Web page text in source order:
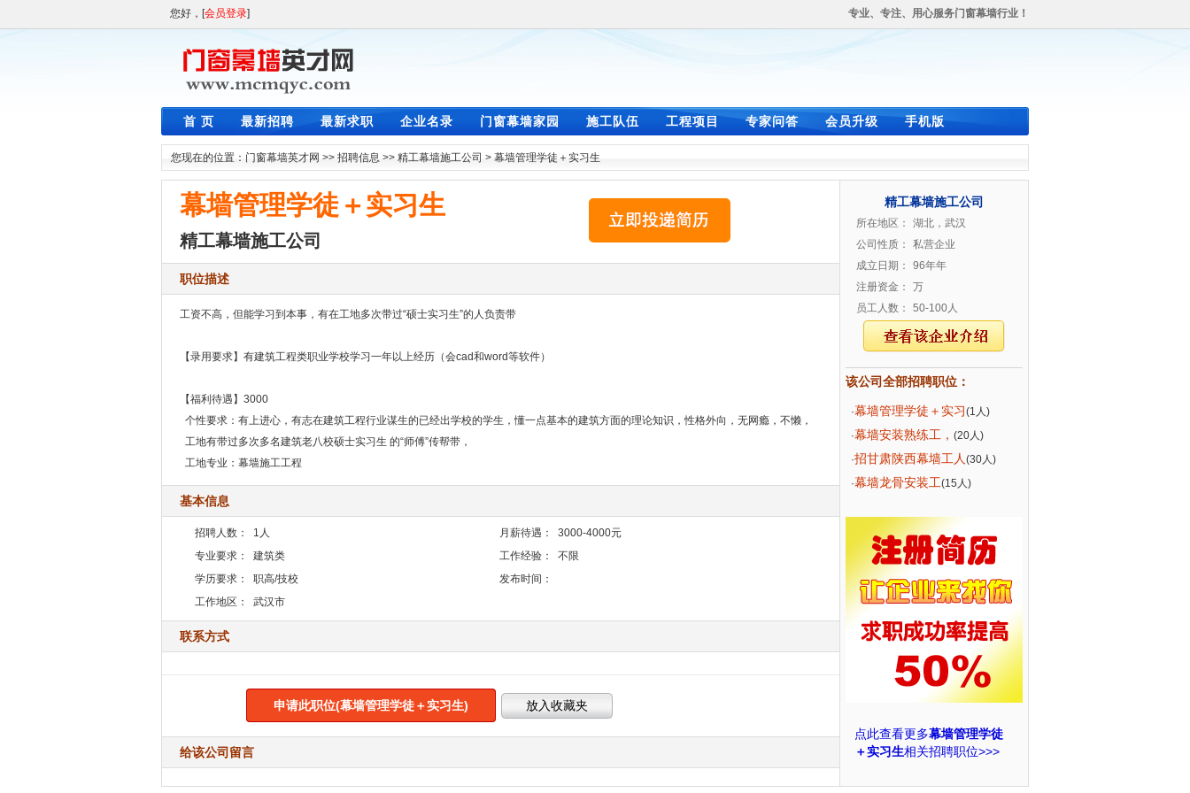
您好，[会员登录] 专业、专注、用心服务门窗幕墙行业！
首 页 最新招聘 最新求职 企业名录 门窗幕墙家园 施工队伍 工程项目 专家问答 会员升级 手机版
您现在的位置： 门窗幕墙英才网 >> 招聘信息 >> 精工幕墙施工公司 > 幕墙管理学徒＋实习生
幕墙管理学徒＋实习生
精工幕墙施工公司
职位描述
工资不高，但能学习到本事，有在工地多次带过“硕士实习生”的人负责带
【录用要求】有建筑工程类职业学校学习一年以上经历（会cad和word等软件）
【福利待遇】3000
个性要求：有上进心，有志在建筑工程行业谋生的已经出学校的学生，懂一点基本的建筑方面的理论知识，性格外向，无网瘾，不懒，
工地有带过多次多名建筑老八校硕士实习生 的“师傅”传帮带，
工地专业：幕墙施工工程
基本信息
招聘人数： 1人 月薪待遇：
3000-4000元
专业要求：
建筑类 工作经验：
不限
学历要求：
职高/技校
发布时间：
工作地区：
武汉市
联系方式
申请此职位(幕墙管理学徒＋实习生)
给该公司留言
精工幕墙施工公司
所在地区：
湖北，武汉
公司性质：
私营企业
成立日期：
96年年
注册资金：
万
员工人数：
50-100人
该公司全部招聘职位：
·幕墙管理学徒＋实习(1人)
·幕墙安装熟练工， (20人)
·招甘肃陕西幕墙工人 (30人)
·幕墙龙骨安装工(15人)
点此查看更多幕墙管理学徒
＋实习生相关招聘职位>>>